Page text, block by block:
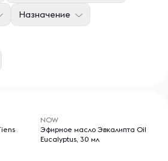
Назначение
NOW
Эфирное масло Эвкалипта Oil
Eucalyptus, 30 мл